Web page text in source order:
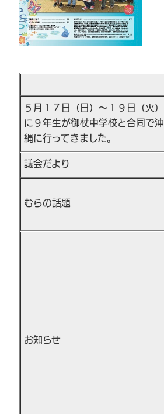
５月１７日（日）～１９日（火）
に９年生が御杖中学校と合同で沖
縄に行ってきました。
議会だより
むらの話題
お知らせ